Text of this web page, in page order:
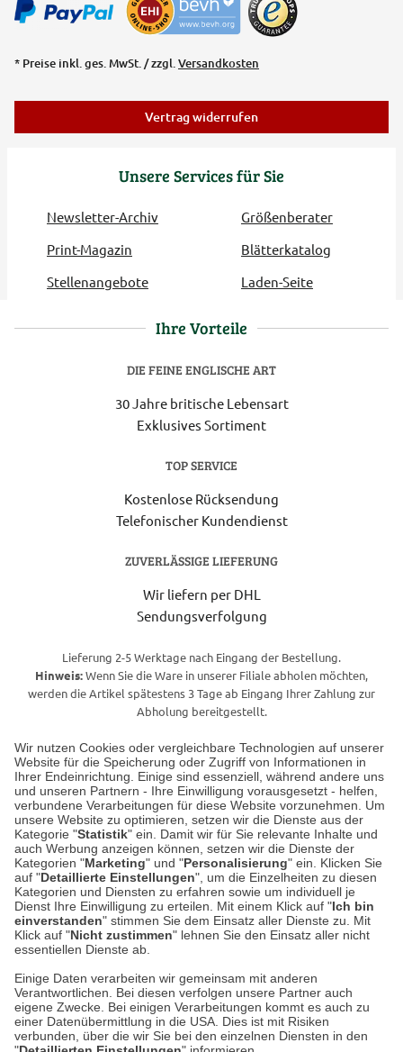
Wir nutzen Cookies oder vergleichbare Technologien auf unserer
Website für die Speicherung oder Zugriff von Informationen in
Ihrer Endeinrichtung. Einige sind essenziell, während andere uns
und unseren Partnern - Ihre Einwilligung vorausgesetzt - helfen,
verbundene Verarbeitungen für diese Website vorzunehmen. Um
unsere Website zu optimieren, setzen wir die Dienste aus der
Kategorie "Statistik" ein. Damit wir für Sie relevante Inhalte und
auch Werbung anzeigen können, setzen wir die Dienste der
Kategorien "Marketing" und "Personalisierung" ein. Klicken Sie
auf "Detaillierte Einstellungen", um die Einzelheiten zu diesen
Kategorien und Diensten zu erfahren sowie um individuell je
Dienst Ihre Einwilligung zu erteilen. Mit einem Klick auf "Ich bin
einverstanden" stimmen Sie dem Einsatz aller Dienste zu. Mit
Klick auf "Nicht zustimmen" lehnen Sie den Einsatz aller nicht
essentiellen Dienste ab.
Einige Daten verarbeiten wir gemeinsam mit anderen
Verantwortlichen. Bei diesen verfolgen unsere Partner auch
eigene Zwecke. Bei einigen Verarbeitungen kommt es auch zu
einer Datenübermittlung in die USA. Dies ist mit Risiken
verbunden, über die wir Sie bei den einzelnen Diensten in den
Unsere Services für Sie
Newsletter-Archiv
Größenberater
Print-Magazin
Blätterkatalog
Stellenangebote
Laden-Seite
* Preise inkl. ges. MwSt. / zzgl.Versandkosten
Vertrag widerrufen
Ihre Vorteile
DIE FEINE ENGLISCHE ART
30 Jahre britische Lebensart
Exklusives Sortiment
TOP SERVICE
Kostenlose Rücksendung
Telefonischer Kundendienst
ZUVERLÄSSIGE LIEFERUNG
Wir liefern per DHL
Sendungsverfolgung
Lieferung 2-5 Werktage nach Eingang der Bestellung.
Hinweis:Wenn Sie die Ware in unserer Filiale abholen möchten,
werden die Artikel spätestens 3 Tage ab Eingang Ihrer Zahlung zur
Abholung bereitgestellt.
Unser Geschäft in Meckenheim
Auf dem Steinbüchel 6
53340 Meckenheim
Montag bis Samstag 9:00 Uhr bis 18:00 Uhr
weitere Information
Hier finden Sie uns im Netz